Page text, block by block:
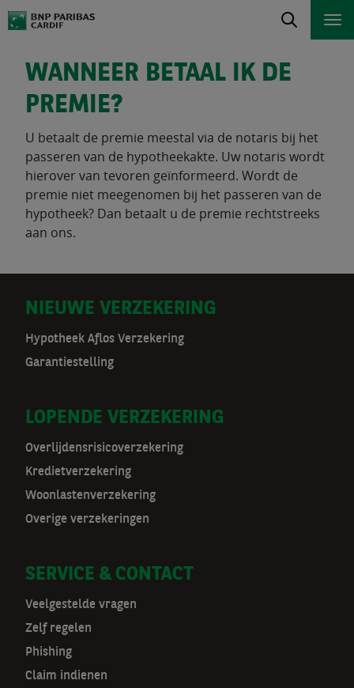
WANNEER BETAAL IK DE
PREMIE?
U betaalt de premie meestal via de notaris bij het
passeren van de hypotheekakte. Uw notaris wordt
hierover van tevoren geïnformeerd. Wordt de
premie niet meegenomen bij het passeren van de
hypotheek? Dan betaalt u de premie rechtstreeks
aan ons.
D
o
r
m
a
t
a
v
NIEUWE VERZEKERING
Hypotheek Aflos Verzekering
Garantiestelling
LOPENDE VERZEKERING
Overlijdensrisicoverzekering
Kredietverzekering
Woonlastenverzekering
Overige verzekeringen
SERVICE & CONTACT
Veelgestelde vragen
Zelf regelen
Phishing
Claim indienen